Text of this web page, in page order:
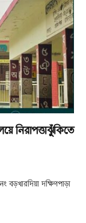
নিরাপত্তাঝুঁকিতে
দক্ষিণপাড়া